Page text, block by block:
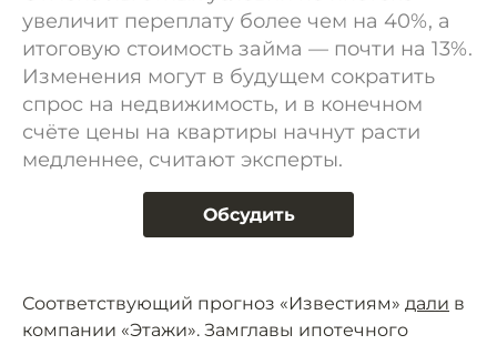
увеличит переплату более чем на 40%, а
итоговую стоимость займа — почти на 13%.
Изменения могут в будущем сократить
спрос на недвижимость, и в конечном
счёте цены на квартиры начнут расти
медленнее, считают эксперты.
Обсудить
Соответствующий прогноз «Известиям» дали в
компании «Этажи». Замглавы ипотечного